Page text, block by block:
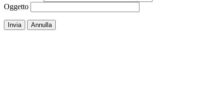
Oggetto
Invia Annulla